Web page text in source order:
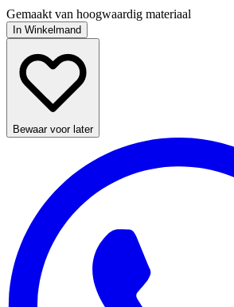
Gemaakt van hoogwaardig materiaal
In Winkelmand
Bewaar voor later